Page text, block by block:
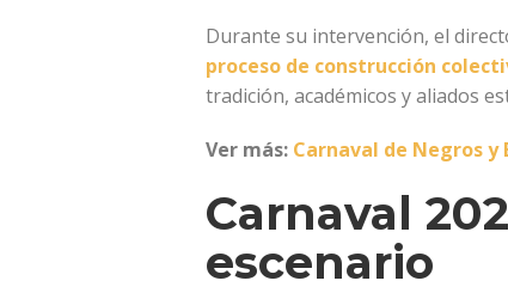
Durante su intervención, el
proceso de construcción
tradición, académicos y aliados
Ver más: Carnaval de Negros
Carnaval
escenario